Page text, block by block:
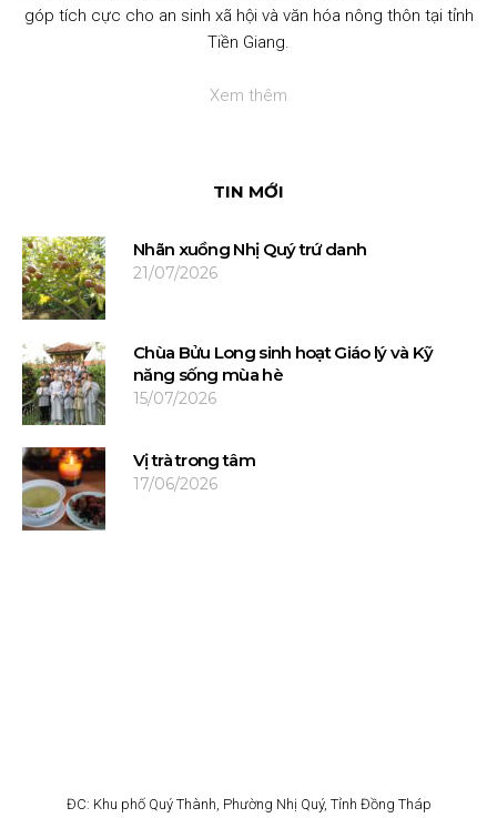
góp tích cực cho an sinh xã hội và văn hóa nông thôn tại tỉnh
Tiền Giang.
Xem thêm
TIN MỚI
Nhãn xuồng Nhị Quý trứ danh
21/07/2026
Chùa Bửu Long sinh hoạt Giáo lý và Kỹ
năng sống mùa hè
15/07/2026
Vị trà trong tâm
17/06/2026
ĐC: Khu phố Quý Thành, Phường Nhị Quý, Tỉnh Đồng Tháp